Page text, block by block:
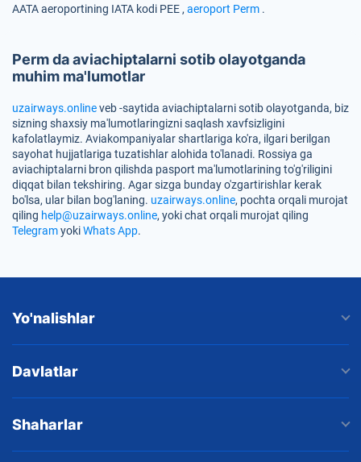
AATA aeroportining IATA kodi PEE , aeroport Perm .
Perm da aviachiptalarni sotib olayotganda
muhim ma'lumotlar
uzairways.onlineveb -saytida aviachiptalarni sotib olayotganda, biz
sizning shaxsiy ma'lumotlaringizni saqlash xavfsizligini
kafolatlaymiz. Aviakompaniyalar shartlariga ko'ra, ilgari berilgan
sayohat hujjatlariga tuzatishlar alohida to'lanadi. Rossiya ga
aviachiptalarni bron qilishda pasport ma'lumotlarining to'g'riligini
diqqat bilan tekshiring. Agar sizga bunday o'zgartirishlar kerak
bo'lsa, ular bilan bog'laning. uzairways.online, pochta orqali murojat
qiling help@uzairways.online, yoki chat orqali murojat qiling
TelegramyokiWhats App.
Yo'nalishlar
Davlatlar
Shaharlar